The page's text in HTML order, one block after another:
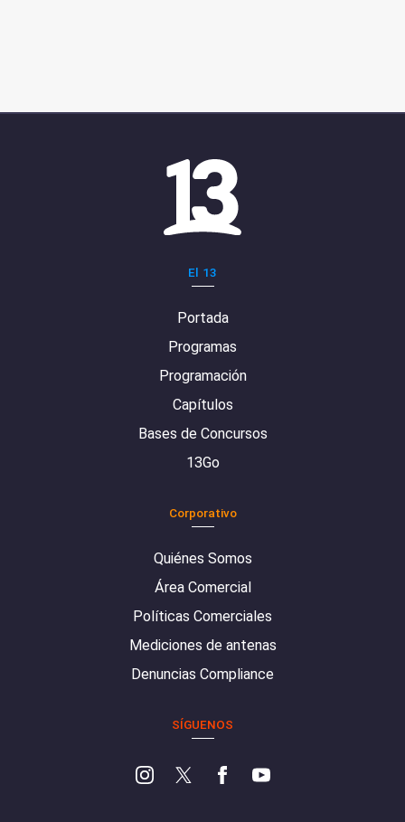
El 13
Portada
Programas
Programación
Capítulos
Bases de Concursos
13Go
Corporativo
Quiénes Somos
Área Comercial
Políticas Comerciales
Mediciones de antenas
Denuncias Compliance
SÍGUENOS